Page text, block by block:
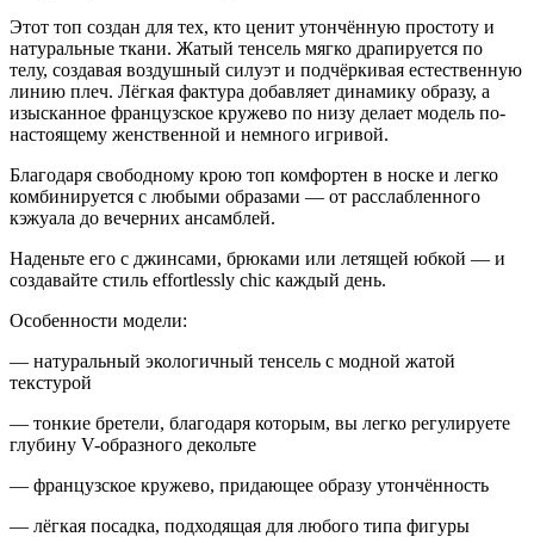
Этот топ создан для тех, кто ценит утончённую простоту и
натуральные ткани. Жатый тенсель мягко драпируется по
телу, создавая воздушный силуэт и подчёркивая естественную
линию плеч. Лёгкая фактура добавляет динамику образу, а
изысканное французское кружево по низу делает модель по-
настоящему женственной и немного игривой.
Благодаря свободному крою топ комфортен в носке и легко
комбинируется с любыми образами — от расслабленного
кэжуала до вечерних ансамблей.
Наденьте его с джинсами, брюками или летящей юбкой — и
создавайте стиль effortlessly chic каждый день.
Особенности модели:
— натуральный экологичный тенсель с модной жатой
текстурой
— тонкие бретели, благодаря которым, вы легко регулируете
глубину V-образного декольте
— французское кружево, придающее образу утончённость
— лёгкая посадка, подходящая для любого типа фигуры